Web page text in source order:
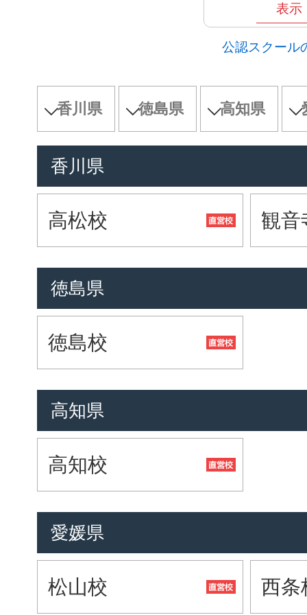
表示
公認スクール
香川県 徳島県 高知県
香川県
高松校 観音
徳島県
徳島校
高知県
高知校
愛媛県
松山校 西条